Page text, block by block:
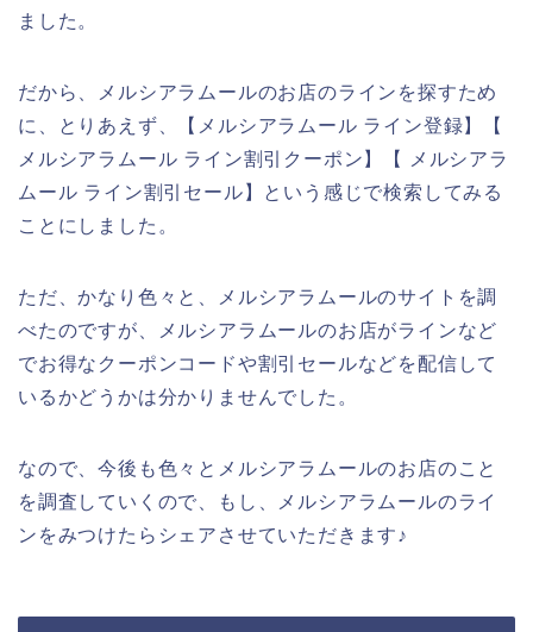
ました。
だから、メルシアラムールのお店のラインを探すため
に、とりあえず、【メルシアラムール ライン登録】【
メルシアラムール ライン割引クーポン】【 メルシアラ
ムール ライン割引セール】という感じで検索してみる
ことにしました。
ただ、かなり色々と、メルシアラムールのサイトを調
べたのですが、メルシアラムールのお店がラインなど
でお得なクーポンコードや割引セールなどを配信して
いるかどうかは分かりませんでした。
なので、今後も色々とメルシアラムールのお店のこと
を調査していくので、もし、メルシアラムールのライ
ンをみつけたらシェアさせていただきます♪